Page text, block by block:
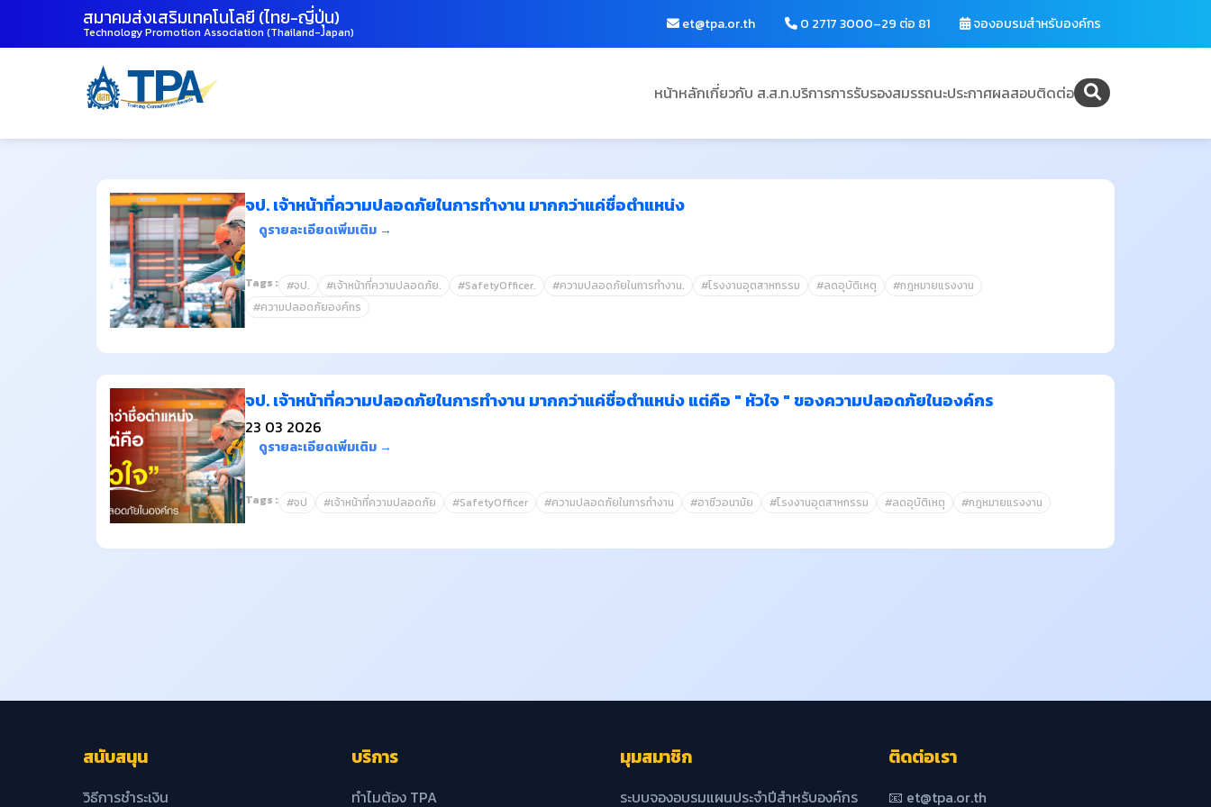
สมาคมส่งเสริมเทคโนโลยี (ไทย-ญี่ปุ่น)
Technology Promotion Association (Thailand-Japan) et@tpa.or.th 0 2717 3000–29 ต่อ 81 จองอบรมสำหรับองค์กร
หน้าหลักเกี่ยวกับ ส.ส.ท.บริการการรับรองสมรรถนะประกาศผลสอบติดต่อ
จป. เจ้าหน้าที่ความปลอดภัยในการทำงาน มากกว่าแค่ชื่อตำแหน่ง
ดูรายละเอียดเพิ่มเติม →
Tags : #จป. #เจ้าหน้าที่ความปลอดภัย. #SafetyOfficer. #ความปลอดภัยในการทำงาน. #โรงงานอุตสาหกรรม #ลดอุบัติเหตุ
#กฎหมายแรงงาน
#ความปลอดภัยองค์กร
จป. เจ้าหน้าที่ความปลอดภัยในการทำงาน มากกว่าแค่ชื่อตำแหน่ง แต่คือ " หัวใจ " ของความปลอดภัยในองค์กร
23 03 2026
ดูรายละเอียดเพิ่มเติม →
Tags : #จป #เจ้าหน้าที่ความปลอดภัย #SafetyOfficer #ความปลอดภัยในการทำงาน #อาชีวอนามัย #โรงงานอุตสาหกรรม #ลดอุบัติเหตุ #กฎหมายแรงงาน
สนับสนุน
วิธีการชำระเงิน
บริการ
ทำไมต้อง TPA
มุมสมาชิก
ระบบจองอบรมแผนประจำปีสำหรับองค์กร
ติดต่อเรา
📧 et@tpa.or.th